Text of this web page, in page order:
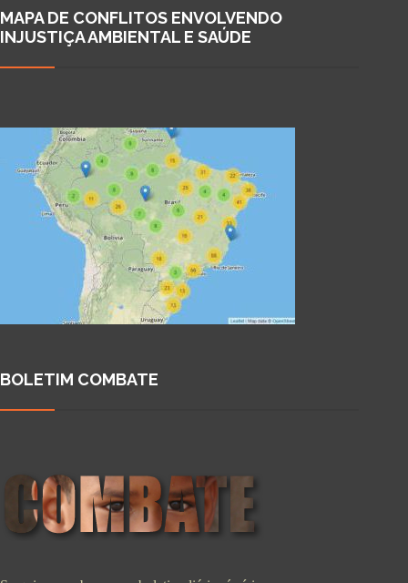
MAPA DE CONFLITOS ENVOLVENDO
INJUSTIÇA AMBIENTAL E SAÚDE
BOLETIM COMBATE